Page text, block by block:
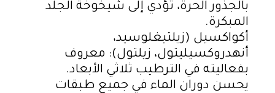
بالجذور الحرة، تؤدي إلى شيخوخة الجلد
المبكرة.
أكواكسيل (زيلتيغلوسيد،
أنهدروكسيليتول، زيلتول): معروف
بفعاليته في الترطيب ثلاثي الأبعاد.
يحسن دوران الماء في جميع طبقات